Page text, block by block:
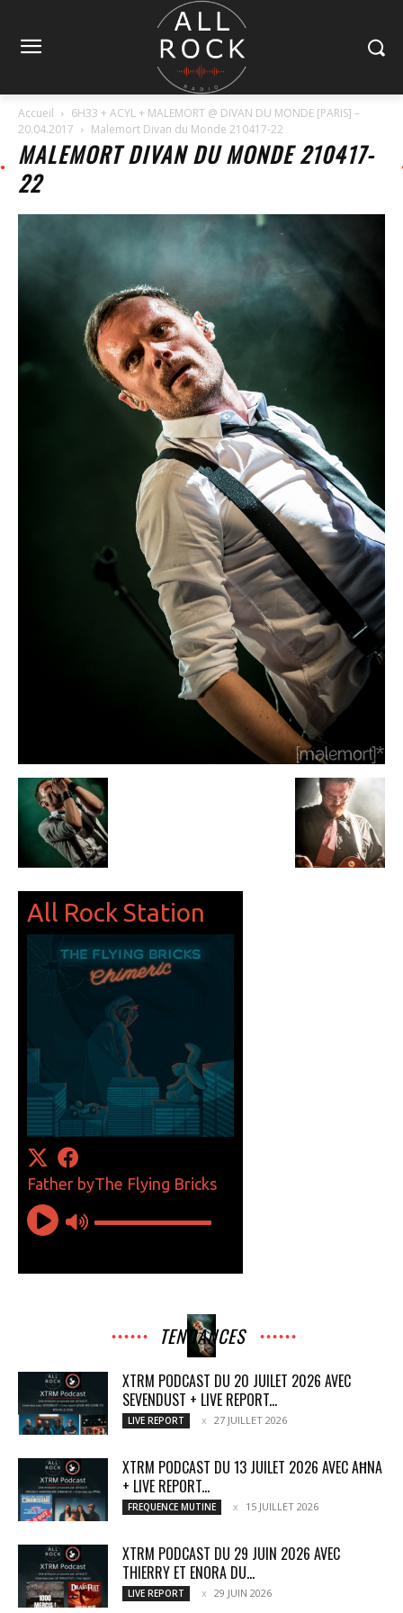
Accueil
6H33 + ACYL + MALEMORT @ DIVAN DU MONDE [PARIS] –
20.04.2017
Malemort Divan du Monde 210417-22
MALEMORT DIVAN DU MONDE 210417-
22
TENDANCES
XTRM PODCAST DU 20 JUILET 2026 AVEC
SEVENDUST + LIVE REPORT...
LIVE REPORT 27 JUILLET 2026
XTRM PODCAST DU 13 JUILET 2026 AVEC AĦNA
+ LIVE REPORT...
FREQUENCE MUTINE 15 JUILLET 2026
XTRM PODCAST DU 29 JUIN 2026 AVEC
THIERRY ET ENORA DU...
LIVE REPORT 29 JUIN 2026